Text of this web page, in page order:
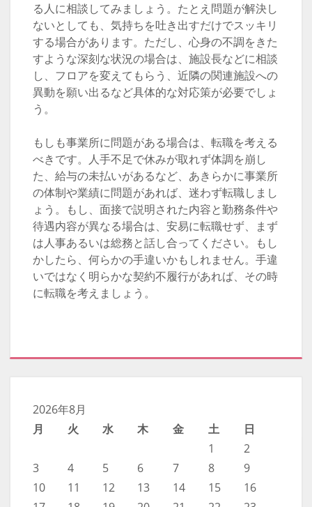
る人に相談してみましょう。たとえ問題が解決し
ないとしても、気持ちを吐き出すだけでスッキリ
する場合があります。ただし、心身の不調をきた
すような深刻な状況の場合は、施設長などに相談
し、フロアを変えてもらう、近隣の関連施設への
異動を願い出るなど具体的な対応策が必要でしょ
う。
もしも事業所に問題がある場合は、転職を考える
べきです。人手不足で休みが取れず体調を崩し
た、給与の未払いがあるなど、あきらかに事業所
の体制や業績に問題があれば、迷わず転職しまし
ょう。もし、面接で説明された内容と勤務条件や
待遇内容が異なる場合は、安易に転職せず、まず
は人事あるいは総務と話し合ってください。もし
かしたら、何らかの手違いかもしれません。手違
いではなく明らかな契約不履行があれば、その時
に転職を考えましょう。
2026年8月
月
火 水 木 金 土
日
1
2
3
4 5 6 7 8
9
10
11 12 13 14 15
16